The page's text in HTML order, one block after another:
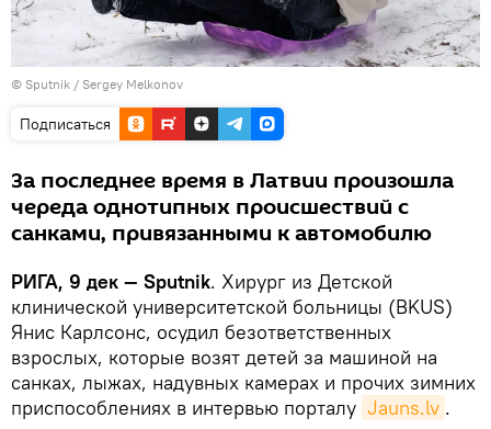
© Sputnik / Sergey Melkonov
Подписаться
За последнее время в Латвии произошла
череда однотипных происшествий с
санками, привязанными к автомобилю
РИГА, 9 дек — Sputnik. Хирург из Детской
клинической университетской больницы (BKUS)
Янис Карлсонс, осудил безответственных
взрослых, которые возят детей за машиной на
санках, лыжах, надувных камерах и прочих зимних
приспособлениях в интервью порталу Jauns.lv .